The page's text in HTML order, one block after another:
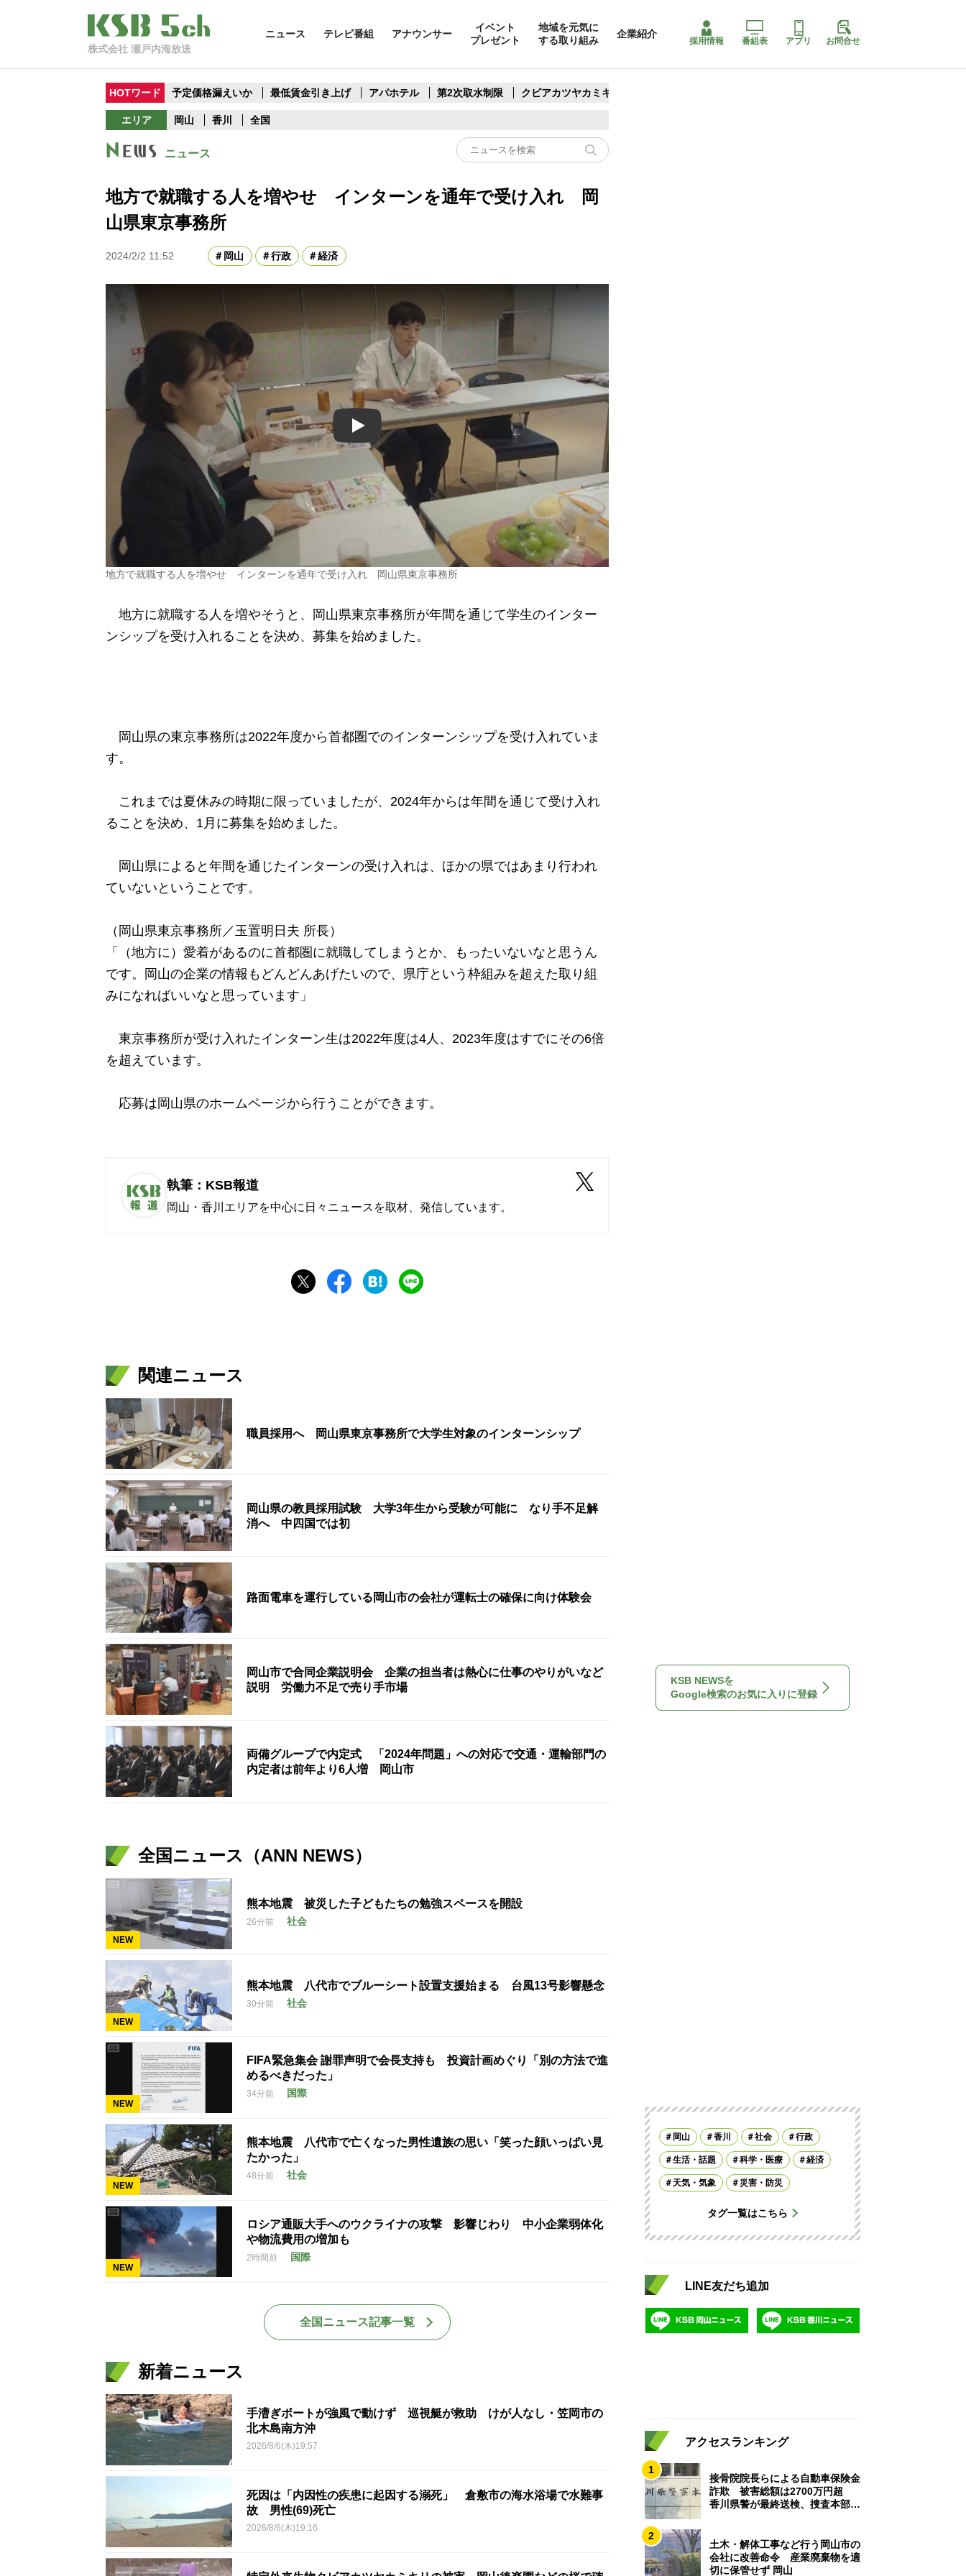
株式会社 瀬戸内海放送
ニュース テレビ番組 アナウンサー
イベント
プレゼント
地域を元気に
する取り組み
企業紹介
採用情報 番組表 アプリ お問合せ
HOTワード 予定価格漏えいか 最低賃金引き上げ アパホテル 第2次取水制限 クビアカツヤカミキリ
エリア 岡山 香川 全国
ニュース
地方で就職する人を増やせ インターンを通年で受け入れ 岡
山県東京事務所
2024/2/2 11:52 岡山 行政 経済
Play
地方で就職する人を増やせ インターンを通年で受け入れ 岡山県東京事務所
地方に就職する人を増やそうと、岡山県東京事務所が年間を通じて学生のインター
ンシップを受け入れることを決め、募集を始めました。
岡山県の東京事務所は2022年度から首都圏でのインターンシップを受け入れていま
す。
これまでは夏休みの時期に限っていましたが、2024年からは年間を通じて受け入れ
ることを決め、1月に募集を始めました。
岡山県によると年間を通じたインターンの受け入れは、ほかの県ではあまり行われ
ていないということです。
（岡山県東京事務所／玉置明日夫 所長）
「（地方に）愛着があるのに首都圏に就職してしまうとか、もったいないなと思うん
です。岡山の企業の情報もどんどんあげたいので、県庁という枠組みを超えた取り組
みになればいいなと思っています」
東京事務所が受け入れたインターン生は2022年度は4人、2023年度はすでにその6倍
を超えています。
応募は岡山県のホームページから行うことができます。
執筆：KSB報道
岡山・香川エリアを中心に日々ニュースを取材、発信しています。
関連ニュース
職員採用へ 岡山県東京事務所で大学生対象のインターンシップ
岡山県の教員採用試験 大学3年生から受験が可能に なり手不足解
消へ 中四国では初
路面電車を運行している岡山市の会社が運転士の確保に向け体験会
岡山市で合同企業説明会 企業の担当者は熱心に仕事のやりがいなど
説明 労働力不足で売り手市場
両備グループで内定式 「2024年問題」への対応で交通・運輸部門の
内定者は前年より6人増 岡山市
全国ニュース（ANN NEWS）
NEW
熊本地震 被災した子どもたちの勉強スペースを開設
26分前 社会
NEW
熊本地震 八代市でブルーシート設置支援始まる 台風13号影響懸念
30分前 社会
NEW
FIFA緊急集会 謝罪声明で会長支持も 投資計画めぐり「別の方法で進
めるべきだった」
34分前 国際
NEW
熊本地震 八代市で亡くなった男性遺族の思い「笑った顔いっぱい見
たかった」
48分前 社会
NEW
ロシア通販大手へのウクライナの攻撃 影響じわり 中小企業弱体化
や物流費用の増加も
2時間前 国際
全国ニュース記事一覧
新着ニュース
手漕ぎボートが強風で動けず 巡視艇が救助 けが人なし・笠岡市の
北木島南方沖
2026/8/6(木)19:57
死因は「内因性の疾患に起因する溺死」 倉敷市の海水浴場で水難事
故 男性(69)死亡
2026/8/6(木)19:16
KSB NEWSを
Google検索のお気に入りに登録
岡山 香川 社会 行政
生活・話題 科学・医療 経済
天気・気象 災害・防災
タグ一覧はこちら
LINE友だち追加
アクセスランキング
1
接骨院院長らによる自動車保険金
詐欺 被害総額は2700万円超
香川県警が最終送検、捜査本部解
2
土木・解体工事など行う岡山市の
会社に改善命令 産業廃棄物を適
切に保管せず 岡山